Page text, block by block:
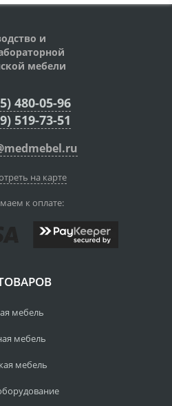
и
мебели
480-05-96
519-73-51
на карте
к оплате:
мебель
мебель
мебель